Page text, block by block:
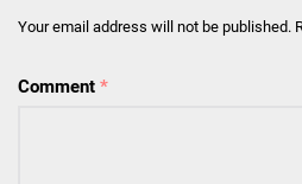
Your email address will not be published.
Comment *